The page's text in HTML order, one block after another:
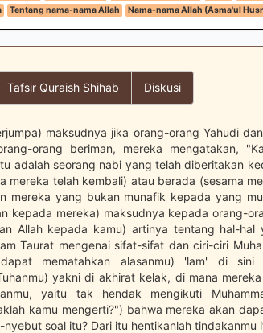
Tentang nama-nama Allah Nama-nama Allah (Asma'ul
Tafsir Quraish Shihab Diskusi
maksudnya jika orang-orang Yahudi
orang beriman, mereka mengatakan,
adalah seorang nabi yang telah diberitakan
mereka telah kembali) atau berada (sesama
mereka yang bukan munafik kepada yang
kepada mereka) maksudnya kepada orang-
Allah kepada kamu) artinya tentang hal-hal
Taurat mengenai sifat-sifat dan ciri-ciri
mematahkan alasanmu) 'lam' di sini
yakni di akhirat kelak, di mana
yaitu tak hendak mengikuti
kamu mengerti?") bahwa mereka akan
soal itu? Dari itu hentikanlah tindakanmu